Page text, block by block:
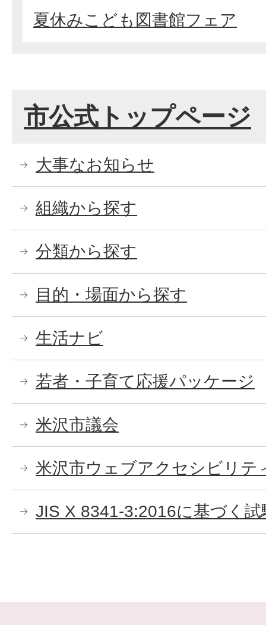
夏休みこども図書館フェア
市公式トップページ
大事なお知らせ
組織から探す
分類から探す
目的・場面から探す
生活ナビ
若者・子育て応援パッケージ
米沢市議会
米沢市ウェブアクセシビリテ
JIS X 8341-3:2016に基づく